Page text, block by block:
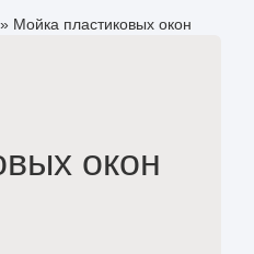
Мойка пластиковых окон
окон